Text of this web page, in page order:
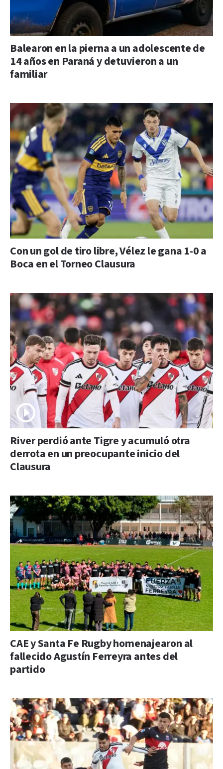
Balearon en la pierna a un adolescente de
14 años en Paraná y detuvieron a un
familiar
Con un gol de tiro libre, Vélez le gana 1-0 a
Boca en el Torneo Clausura
River perdió ante Tigre y acumuló otra
derrota en un preocupante inicio del
Clausura
CAE y Santa Fe Rugby homenajearon al
fallecido Agustín Ferreyra antes del
partido